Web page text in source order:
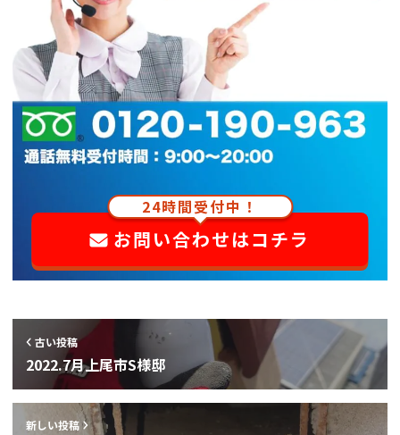
24時間受付中！
お問い合わせはコチラ
古い投稿
2022.7月上尾市S様邸
新しい投稿